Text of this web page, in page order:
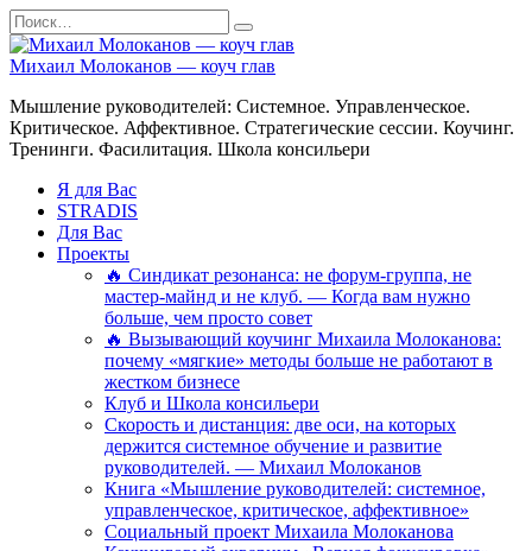
Перейти
к
содержанию
Search
for:
Михаил Молоканов — коуч глав
Мышление руководителей: Системное. Управленческое.
Критическое. Аффективное. Стратегические сессии. Коучинг.
Тренинги. Фасилитация. Школа консильери
Я для Вас
STRADIS
Для Вас
Проекты
🔥 Синдикат резонанса: не форум-группа, не
мастер-майнд и не клуб. — Когда вам нужно
больше, чем просто совет
🔥 Вызывающий коучинг Михаила Молоканова:
почему «мягкие» методы больше не работают в
жестком бизнесе
Клуб и Школа консильери
Скорость и дистанция: две оси, на которых
держится системное обучение и развитие
руководителей. — Михаил Молоканов
Книга «Мышление руководителей: системное,
управленческое, критическое, аффективное»
Социальный проект Михаила Молоканова